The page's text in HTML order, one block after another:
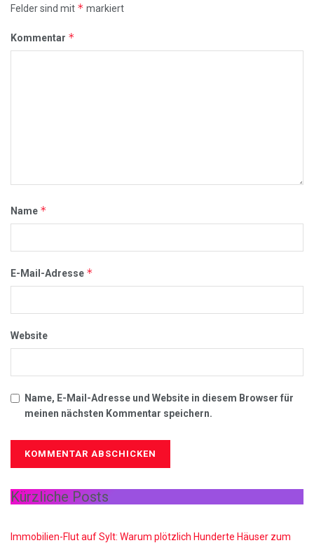
Felder sind mit * markiert
Kommentar *
Name *
E-Mail-Adresse *
Website
Name, E-Mail-Adresse und Website in diesem Browser für
meinen nächsten Kommentar speichern.
Kürzliche Posts
Immobilien-Flut auf Sylt: Warum plötzlich Hunderte Häuser zum